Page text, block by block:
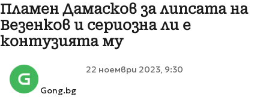
Пламен Дамасков за липсата на
Везенков и сериозна ли е
контузията му
Gong.bg
22 ноември 2023, 9:30